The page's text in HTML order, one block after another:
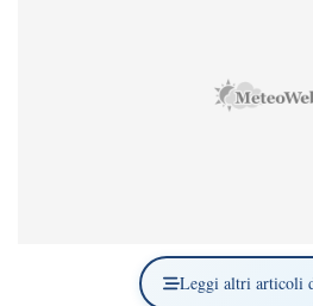
Leggi altri articoli